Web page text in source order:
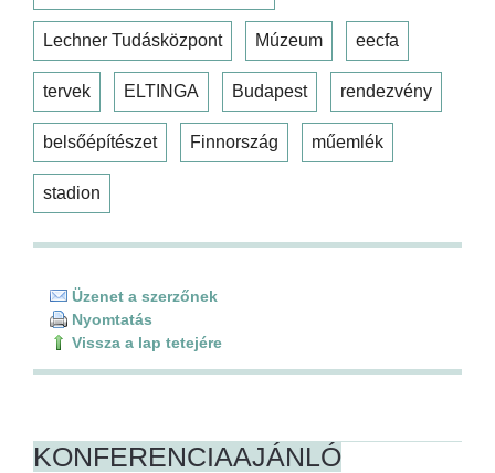
Lechner Tudásközpont Múzeum eecfa
tervek ELTINGA Budapest rendezvény
belsőépítészet Finnország műemlék
stadion
Üzenet a szerzőnek
Nyomtatás
Vissza a lap tetejére
KONFERENCIAAJÁNLÓ